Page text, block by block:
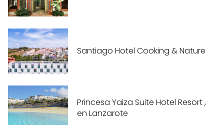
Santiago Hotel Cooking & Nature
Princesa Yaiza Suite Hotel Resort ,
en Lanzarote